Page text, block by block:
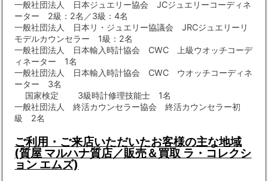
一般社団法人 日本ジュエリー協会 JCジュエリーコーディネ
ーター 2級：2名／3級：4名
一般社団法人 日本リ・ジュエリー協議会 JRCジュエリーリ
モデルカウンセラー 1級：2名
一般社団法人 日本輸入時計協会 CWC 上級ウオッチコーデ
ィネーター 1名
一般社団法人 日本輸入時計協会 CWC ウオッチコーディネ
ーター 3名
国家検定 3級時計修理技能士 1名
一般社団法人 終活カウンセラー協会 終活カウンセラー初
級 2名
ご利用・ご来店いただいたお客様の主な地域
(質屋 マルハナ質店／販売＆買取 ラ・コレクシ
ョン エムズ)